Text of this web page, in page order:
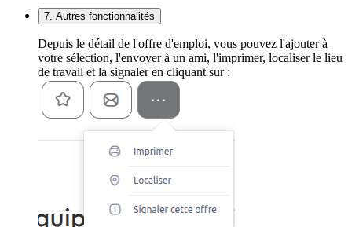
7. Autres fonctionnalités
Depuis le détail de l'offre d'emploi, vous pouvez l'ajouter à
votre sélection, l'envoyer à un ami, l'imprimer, localiser le lieu
de travail et la signaler en cliquant sur :